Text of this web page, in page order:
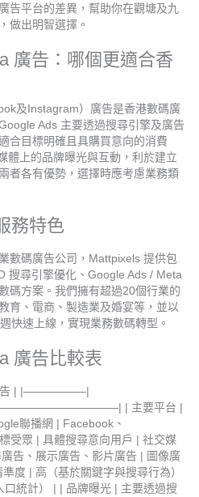
告平台的差異，幫助你在觀塘及九
做出明智選擇。
廣告：哪個更適合香
及Instagram）廣告是香港數碼廣
Ads 主要透過搜尋引擎及廣告
合目標明確且具購買意向的消費
體上的品牌曝光與互動，利於建立
者各有優勢，選擇時應考慮業務類
務特色
數碼廣告公司，Mattpixels 提供包
搜尋引擎優化、Google Ads / Meta
碼方案。我們擁有超過20個行業的
育、電商、製造業及婚宴等，並以
快速上線，實現業務數碼轉型。
廣告比較表
告 | |—————–|
| 主要平台 |
聯播網 | Facebook、
受眾 | 具體搜尋意向用戶 | 社交媒
告、展示廣告、影片廣告 | 圖像廣
度 | 高（基於關鍵字與搜尋行為）
統計） | | 品牌曝光 | 主要透過搜